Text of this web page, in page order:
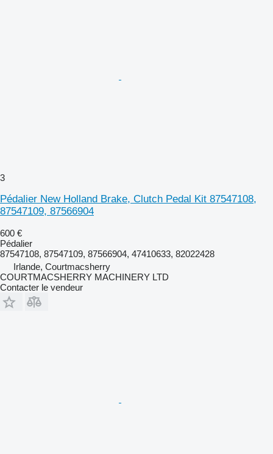
3
Pédalier New Holland Brake, Clutch Pedal Kit 87547108,
87547109, 87566904
600 €
Pédalier
87547108, 87547109, 87566904, 47410633, 82022428
Irlande, Courtmacsherry
COURTMACSHERRY MACHINERY LTD
Contacter le vendeur